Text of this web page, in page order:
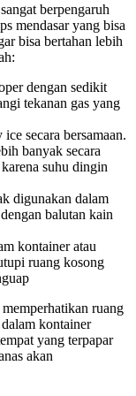
berpengaruh
mendasar yang bisa
bisa bertahan lebih
dengan sedikit
tekanan gas yang
secara bersamaan.
banyak secara
suhu dingin
digunakan dalam
balutan kain
kontainer atau
ruang kosong
ruang
kontainer
yang terpapar
akan